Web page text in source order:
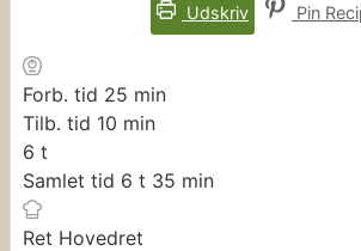
Udskriv Pin
Forb. tid 25 minutter
min
Tilb. tid 10 minutter
min
6 timer
t
Samlet tid 6 timer
t 35 minutter
min
Ret Hovedret